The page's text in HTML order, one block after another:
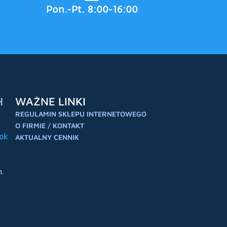
Pon.-Pt. 8:00-16:00
WAŻNE LINKI
REGULAMIN SKLEPU INTERNETOWEGO
O FIRMIE / KONTAKT
AKTUALNY CENNIK